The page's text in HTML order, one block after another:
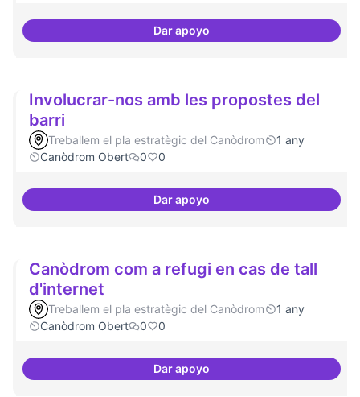
Dar apoyoHardware lliure
Involucrar-nos amb les propostes del
barri
Treballem el pla estratègic del Canòdrom
1 any
Canòdrom Obert
0 0
Dar apoyoInvolucrar-nos amb les
Canòdrom com a refugi en cas de tall
d'internet
Treballem el pla estratègic del Canòdrom
1 any
Canòdrom Obert
0 0
Dar apoyoCanòdrom com a refugi en cas